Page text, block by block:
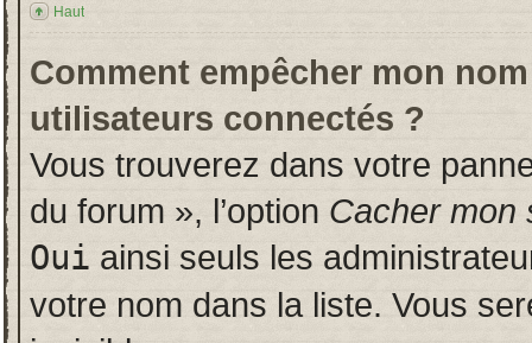
Haut
Comment empêcher mon
utilisateurs connectés ?
Vous trouverez dans votre
du forum », l’option Cacher mon
Oui ainsi seuls les
votre nom dans la liste. Vous